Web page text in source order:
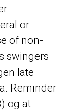
or
of non-
swingers
late
Reminder
og at